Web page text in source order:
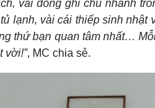
vài dòng ghi chú nhanh
lạnh, vài cái thiếp sinh nhật
thứ bạn quan tâm nhất…
vời!”, MC chia sẻ.